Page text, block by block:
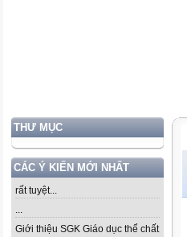
THƯ MỤC
CÁC Ý KIẾN MỚI NHẤT
rất tuyệt...
...
Giới thiệu SGK Giáo dục thể chất